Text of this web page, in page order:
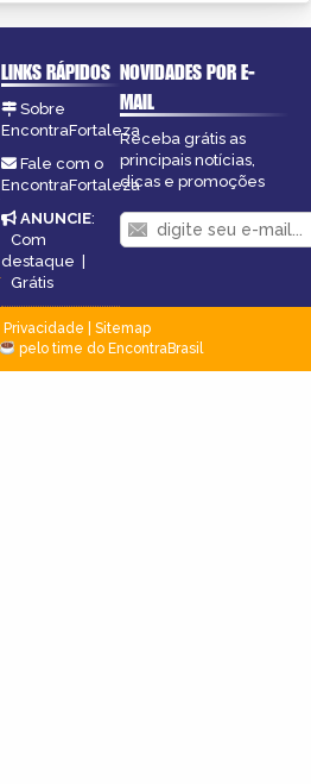
LINKS RÁPIDOS
Sobre
EncontraFortaleza
Fale com o
EncontraFortaleza
ANUNCIE:
Com
destaque |
Grátis
NOVIDADES POR E-
MAIL
Receba grátis as
principais notícias,
dicas e promoções
Privacidade
Sitemap
pelo time do EncontraBrasil